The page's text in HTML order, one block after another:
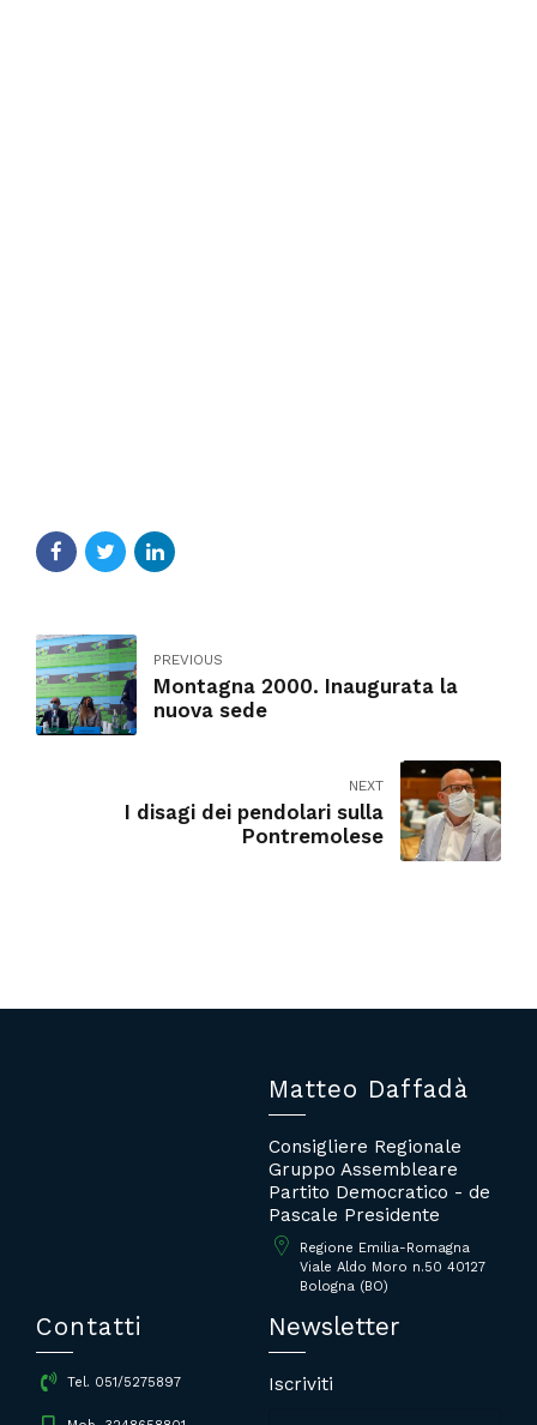
PREVIOUS
Montagna 2000. Inaugurata la
nuova sede
NEXT
I disagi dei pendolari sulla
Pontremolese
Matteo Daffadà
Consigliere Regionale
Gruppo Assembleare
Partito Democratico - de
Pascale Presidente
Regione Emilia-Romagna
Viale Aldo Moro n.50 40127
Bologna (BO)
Contatti
Tel. 051/5275897
Newsletter
Iscriviti